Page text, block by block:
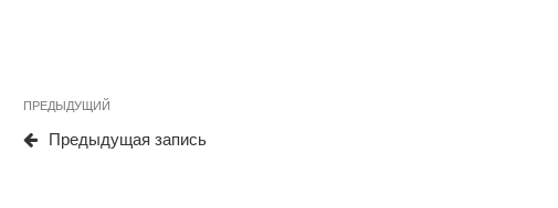
Навигация
по
записям
Предыдущая
запись
ПРЕДЫДУЩИЙ
Предыдущая запись